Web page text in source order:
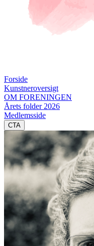
Forside
Kunstneroversigt
OM FORENINGEN
Årets folder 2026
Medlemsside
CTA